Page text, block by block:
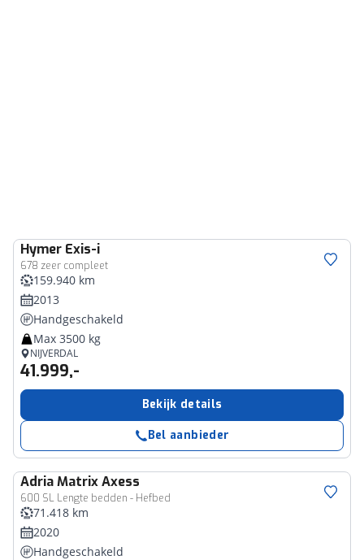
Hymer Exis-i
678 zeer compleet
159.940 km
2013
Handgeschakeld
Max 3500 kg
NIJVERDAL
41.999,-
Bekijk details
Bel aanbieder
AdriaMatrix Axess
600 SL Lengte bedden - Hefbed
71.418 km
2020
Handgeschakeld